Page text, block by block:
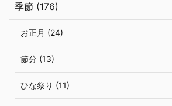
季節 (176)
お正月 (24)
節分 (13)
ひな祭り (11)